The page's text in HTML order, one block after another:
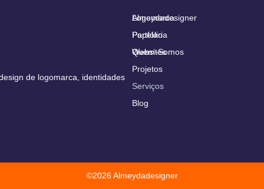
de logomarca, identidades
Almeydadesigner
Portfólio
Quem-Somos
Projetos
Serviços
Blog
Logomarca
Papelaria
Websites
©2026 Almeydadesigner